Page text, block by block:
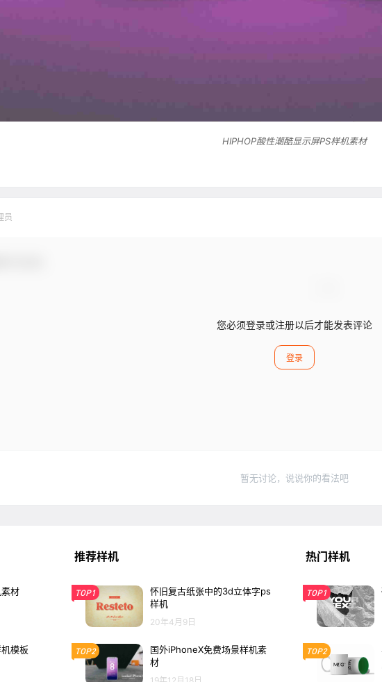
HIPHOP酸性潮酷显示屏PS样机素材
员
您必须登录或注册以后才能发表评论
登录
暂无讨论，说说你的看法吧
材
模板
推荐样机
TOP1
怀旧复古纸张中的3d立体字ps
样机
20年4月9日
TOP2
国外iPhoneX免费场景样机素
材
热门样机
TOP1
TOP2